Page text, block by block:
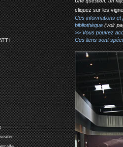
cliquez sur les
Ces informations
bibliothèque(voir
>> Vous pouvez
Ces liens sont